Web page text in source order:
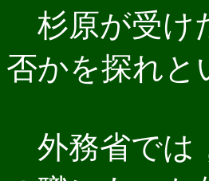
杉原が受け
否かを探れと
外務省では